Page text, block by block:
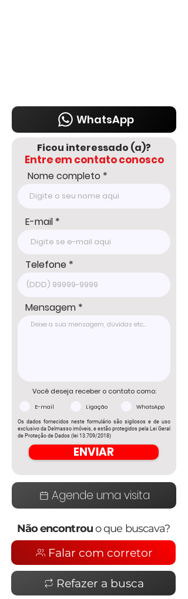
WhatsApp
Ficou interessado (a)?
Entre em contato conosco
Nome completo
E-mail
Telefone
Mensagem
Você deseja receber o contato como:
E-mail Ligação WhatsApp
Os dados fornecidos neste formulário são sigilosos e de uso
exclusivo da Delmasso imóveis, e estão protegidos pela Lei Geral
de Proteção de Dados (lei 13.709/2018)
ENVIAR
Agende uma visita
Não encontrouo que buscava?
Falar com corretor
Refazer a busca